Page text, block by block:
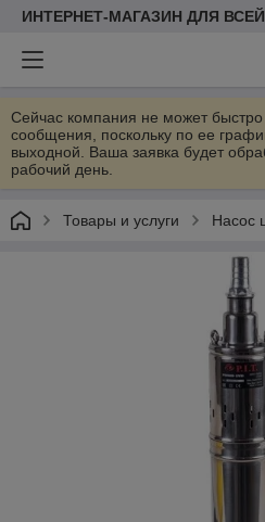
ИНТЕРНЕТ-МАГАЗИН ДЛЯ ВСЕЙ
Сейчас компания не может быстро
сообщения, поскольку по ее
выходной. Ваша заявка будет
рабочий день.
Товары и услуги Насос